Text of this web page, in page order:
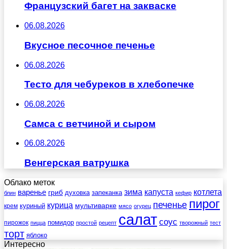
Французский багет на закваске
06.08.2026
Вкусное песочное печенье
06.08.2026
Тесто для чебуреков в хлебопечке
06.08.2026
Самса с ветчиной и сыром
06.08.2026
Венгерская ватрушка
Облако меток
блин варенье гриб духовка запеканка зима капуста кефир котлета
крем куриный курица мультиварке мясо огурец печенье пирог
пирожок пицца помидор простой рецепт салат соус творожный тест
торт яблоко
Интересно